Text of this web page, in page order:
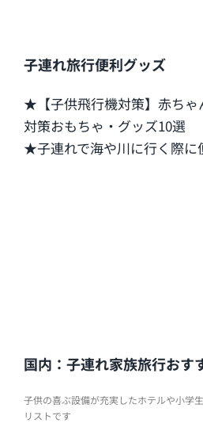
子連れ旅行便利グッズ
★【子供飛行機対策】赤ちゃ
対策おもちゃ・グッズ10選
★子連れで海や川に行く際に
国内：子連れ家族旅行おす
子供の喜ぶ設備が充実したホテルや小学
リストです